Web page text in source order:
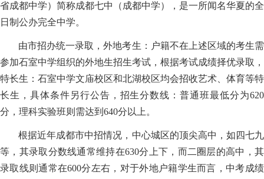
省成都中学）简称成都七中（成都中学），是一所闻名华夏的全
日制公办完全中学。
由市招办统一录取，外地考生：户籍不在上述区域的考生需
参加石室中学组织的外地生招生考试，根据考试成绩择优录取，
特长生：石室中学文庙校区和北湖校区均会招收艺术、体育等特
长生，具体条件另行公告，招生分数线：普通班最低分为620
分，理科实验班则需达到640分以上。
根据近年成都市中招情况，中心城区的顶尖高中，如四七九
等，其录取分数线通常维持在630分上下，而二圈层的高中，其
录取线则通常在600分左右，对于外地户籍学生而言，中考成绩